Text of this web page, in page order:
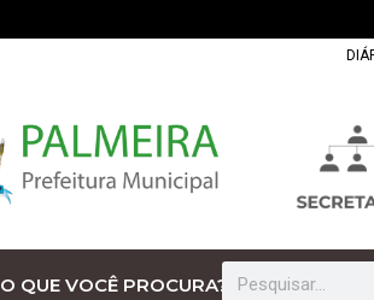
O QUE VOCÊ PROCURA?